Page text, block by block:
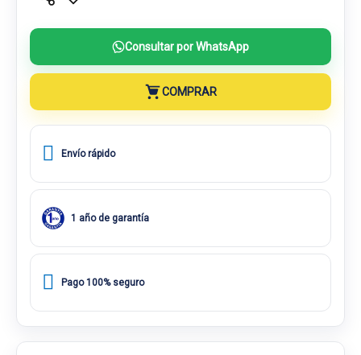
Consultar por WhatsApp
COMPRAR
Envío rápido
1 año de garantía
Pago 100% seguro